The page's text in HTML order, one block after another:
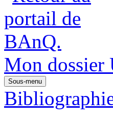
Mon dossier
Sous-menu